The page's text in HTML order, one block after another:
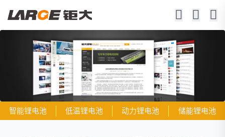
智能锂电池 低温锂电池 动力锂电池 储能锂电池